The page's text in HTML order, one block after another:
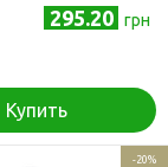
295.20 грн
Купить
-20%